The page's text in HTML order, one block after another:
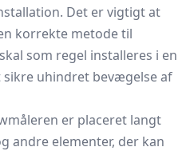
Det er vigtigt at
korrekte metode til
som regel installeres i en
uhindret bevægelse af
er placeret langt
andre elementer, der kan